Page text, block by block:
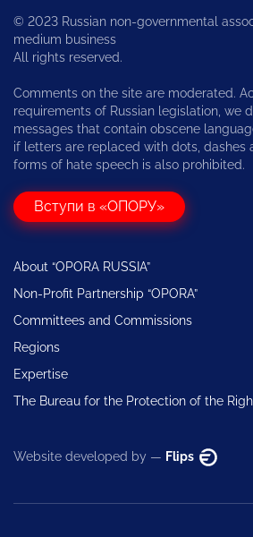
© 2023 Russian non-governmental
medium business
All rights reserved.
Comments on the site are moderated.
requirements of Russian legislation, we
messages that contain obscene
if letters are replaced with dots, dashes
forms of hate speech is also prohibited.
Вступи в «ОПОРУ»
About “OPORA RUSSIA”
Non-Profit Partnership “OPORA”
Committees and Commissions
Regions
Expertise
The Bureau for the Protection of the
Website developed by — Flips